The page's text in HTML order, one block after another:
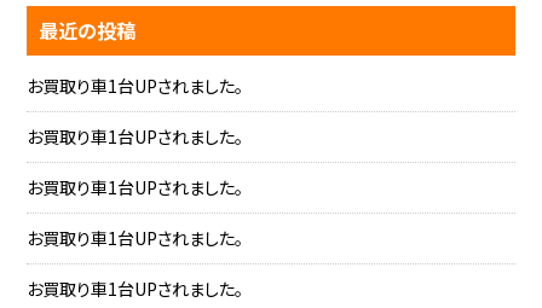
最近の投稿
お買取り車1台UPされました。
お買取り車1台UPされました。
お買取り車1台UPされました。
お買取り車1台UPされました。
お買取り車1台UPされました。